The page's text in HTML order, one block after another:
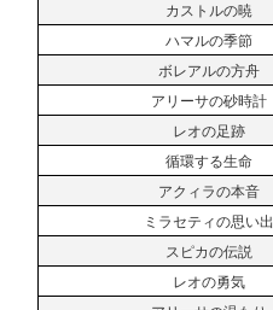
カストルの暁
ハマルの季節
ボレアルの方舟
アリーサの砂時計
レオの足跡
循環する生命
アクィラの本音
ミラセティの思い出
スピカの伝説
レオの勇気